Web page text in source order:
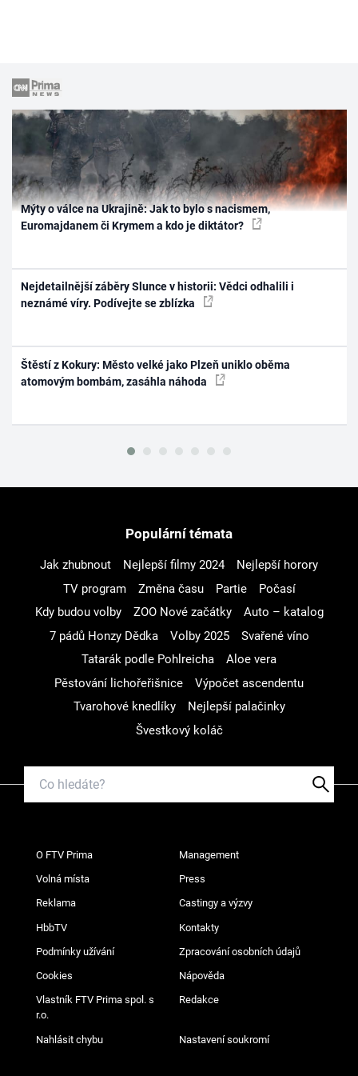
Mýty o válce na Ukrajině: Jak to bylo s nacismem,
Euromajdanem či Krymem a kdo je diktátor?
Nejdetailnější záběry Slunce v historii: Vědci odhalili i
neznámé víry. Podívejte se zblízka
Štěstí z Kokury: Město velké jako Plzeň uniklo oběma
atomovým bombám, zasáhla náhoda
Populární témata
Jak zhubnout Nejlepší filmy 2024
Nejlepší horory
TV program
Změna času Partie
Počasí
Kdy budou volby
ZOO Nové začátky
Auto – katalog
7 pádů Honzy Dědka
Volby 2025
Svařené víno
Tatarák podle Pohlreicha
Aloe vera
Pěstování lichořeřišnice
Výpočet ascendentu
Tvarohové knedlíky
Nejlepší palačinky
Švestkový koláč
O FTV Prima Management
Volná místa Press
Reklama Castingy a výzvy
HbbTV Kontakty
Podmínky užívání Zpracování osobních údajů
Cookies Nápověda
Vlastník FTV Prima spol. s
r.o.
Redakce
Nahlásit chybu Nastavení soukromí